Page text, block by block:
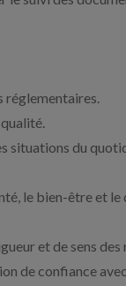
réglementaires.
situations du
le bien-être et
et de sens
de confiance